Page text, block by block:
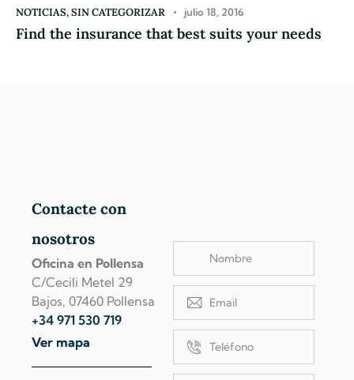
NOTICIAS,SIN CATEGORIZAR julio 18, 2016
Find the insurance that best suits your needs
Contacte con
nosotros
Oficina en Pollensa
C/Cecili Metel 29
Bajos, 07460 Pollensa
+34 971 530 719
Ver mapa